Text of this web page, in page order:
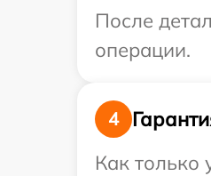
После
операции.
4
Как только